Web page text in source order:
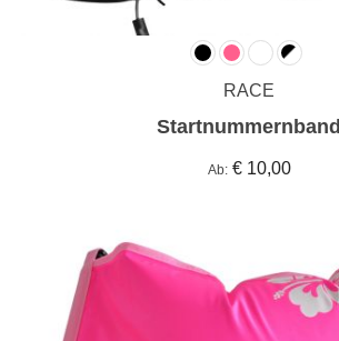
RACE
Startnummernband
Ab € 10,00